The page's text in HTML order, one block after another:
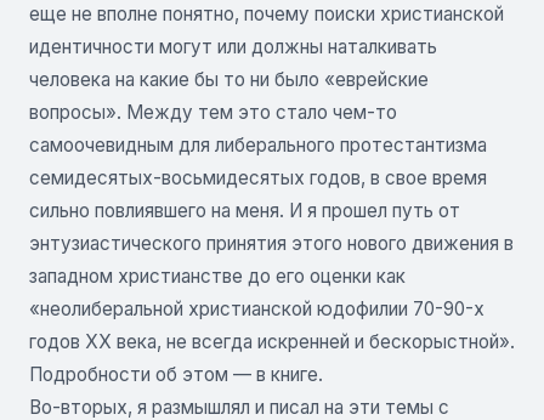
еще не вполне понятно, почему поиски христианской
идентичности могут или должны наталкивать
человека на какие бы то ни было «еврейские
вопросы». Между тем это стало чем-то
самоочевидным для либерального протестантизма
семидесятых-восьмидесятых годов, в свое время
сильно повлиявшего на меня. И я прошел путь от
энтузиастического принятия этого нового движения в
западном христианстве до его оценки как
«неолиберальной христианской юдофилии 70-90-х
годов XX века, не всегда искренней и бескорыстной».
Подробности об этом — в книге.
Во-вторых, я размышлял и писал на эти темы с